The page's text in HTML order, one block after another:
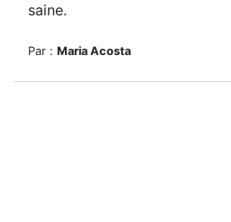
saine.
Par : Maria Acosta